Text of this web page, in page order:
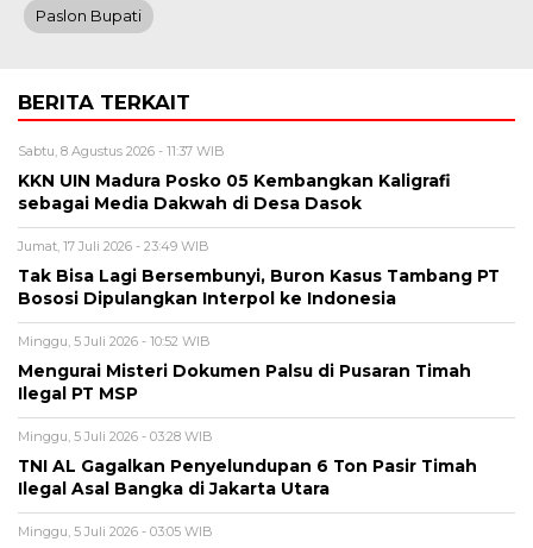
Paslon Bupati
BERITA TERKAIT
Sabtu, 8 Agustus 2026 - 11:37 WIB
KKN UIN Madura Posko 05 Kembangkan Kaligrafi
sebagai Media Dakwah di Desa Dasok
Jumat, 17 Juli 2026 - 23:49 WIB
Tak Bisa Lagi Bersembunyi, Buron Kasus Tambang PT
Bososi Dipulangkan Interpol ke Indonesia
Minggu, 5 Juli 2026 - 10:52 WIB
Mengurai Misteri Dokumen Palsu di Pusaran Timah
Ilegal PT MSP
Minggu, 5 Juli 2026 - 03:28 WIB
TNI AL Gagalkan Penyelundupan 6 Ton Pasir Timah
Ilegal Asal Bangka di Jakarta Utara
Minggu, 5 Juli 2026 - 03:05 WIB